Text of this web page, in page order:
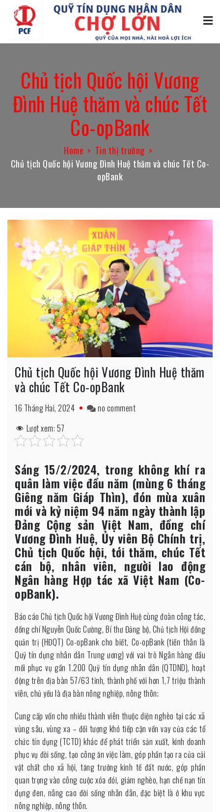
content
Chủ tịch Quốc hội Vương
Đình Huệ thăm và chúc Tết
Co-opBank
Home
Tin thị trường
Chủ tịch Quốc hội Vương Đình Huệ thăm và chúc Tết Co-
opBank
Chủ tịch Quốc hội Vương Đình Huệ thăm
và chúc Tết Co-opBank
16 Tháng Hai, 2024 no commenton
Vương
Đình
Huệ
thăm
và
chúc
Tết
Co-
opBank
Lượt xem: 57
Sáng 15/2/2024, trong không khí ra
quân làm việc đầu năm (mùng 6 tháng
Giêng năm Giáp Thìn), đón mùa xuân
mới và kỷ niệm 94 năm ngày thành lập
Đảng Cộng sản Việt Nam, đồng chí
Vương Đình Huệ, Ủy viên Bộ Chính trị,
Chủ tịch Quốc hội, tới thăm, chúc Tết
cán bộ, nhân viên, người lao động
Ngân hàng Hợp tác xã Việt Nam (Co-
opBank).
Báo cáo Chủ tịch Quốc hội Vương Đình Huệ cùng đoàn công tác,
đồng chí Nguyễn Quốc Cường, Bí thư Đảng bộ, Chủ tịch Hội đồng
quản trị (HĐQT) Co-opBank cho biết, Co-opBank (tiền thân là
Quỹ tín dụng nhân dân Trung ương) với vai trò Ngân hàng đầu
mối phục vụ gần 1.200 Quỹ tín dụng nhân dân (QTDND), hoạt
động trên địa bàn 57/63 tỉnh, thành phố với hơn 1,7 triệu thành
viên, chủ yếu là địa bàn nông nghiệp, nông thôn;
Cung cấp vốn cho nhiều thành viên thuộc diện nghèo tại các xã
vùng sâu, vùng xa – đối tượng khó tiếp cận vốn vay của các tổ
chức tín dụng (TCTD) khác để phát triển sản xuất, kinh doanh
phục vụ đời sống, tạo công ăn việc làm, góp phần tạo ra của cải
vật chất cho xã hội, tăng trưởng kinh tế đất nước, góp phần
quan trọng vào công cuộc xóa đói, giảm nghèo, hạn chế nạn tín
dụng đen, nâng cao đời sống nhân dân, đặc biệt là ở khu vực
nông nghiệp, nông thôn.